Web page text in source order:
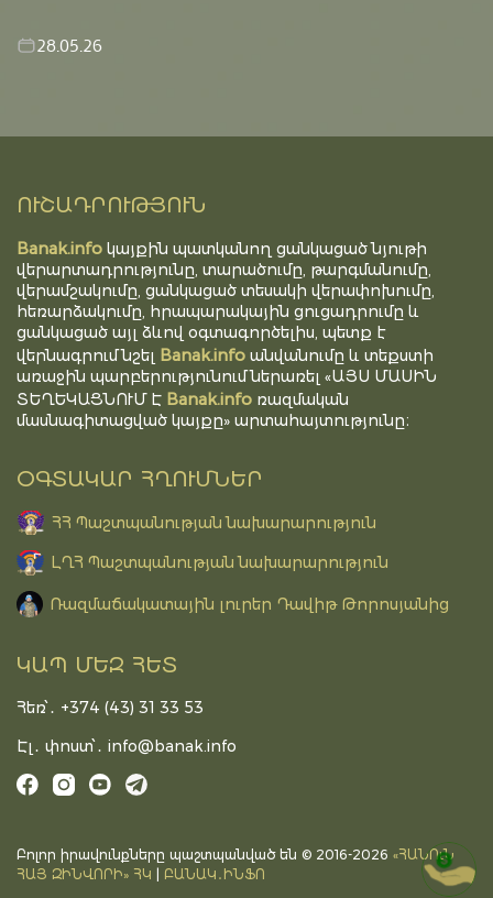
28.05.26
ՈՒՇԱԴՐՈՒԹՅՈՒՆ
Banak.info կայքին պատկանող ցանկացած նյութի
վերարտադրությունը, տարածումը, թարգմանումը,
վերամշակումը, ցանկացած տեսակի վերափոխումը,
հեռարձակումը, հրապարակային ցուցադրումը և
ցանկացած այլ ձևով օգտագործելիս, պետք է
վերնագրում նշել Banak.info անվանումը և տեքստի
առաջին պարբերությունում ներառել «ԱՅՍ ՄԱՍԻՆ
ՏԵՂԵԿԱՑՆՈՒՄ Է Banak.info ռազմական
մասնագիտացված կայքը» արտահայտությունը։
ՕԳՏԱԿԱՐ ՀՂՈՒՄՆԵՐ
ՀՀ Պաշտպանության նախարարություն
ԼՂՀ Պաշտպանության նախարարություն
Ռազմաճակատային լուրեր Դավիթ Թորոսյանից
ԿԱՊ ՄԵԶ ՀԵՏ
Հեռ՝․ +374 (43) 31 33 53
Էլ․ փոստ՝․ info@banak.info
Բոլոր իրավունքները պաշտպանված են © 2016-2026 «ՀԱՆՈւՆ
ՀԱՅ ԶԻՆՎՈՐԻ» ՀԿ
ԲԱՆԱԿ․ԻՆՖՈ